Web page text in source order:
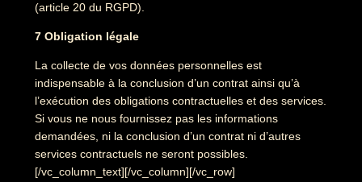
(article 20 du RGPD).
7 Obligation légale
La collecte de vos données personnelles est
indispensable à la conclusion d’un contrat ainsi qu’à
l’exécution des obligations contractuelles et des services.
Si vous ne nous fournissez pas les informations
demandées, ni la conclusion d’un contrat ni d’autres
services contractuels ne seront possibles.
[/vc_column_text][/vc_column][/vc_row]